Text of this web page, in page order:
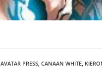
AVATAR PRESS CANAAN WHITE